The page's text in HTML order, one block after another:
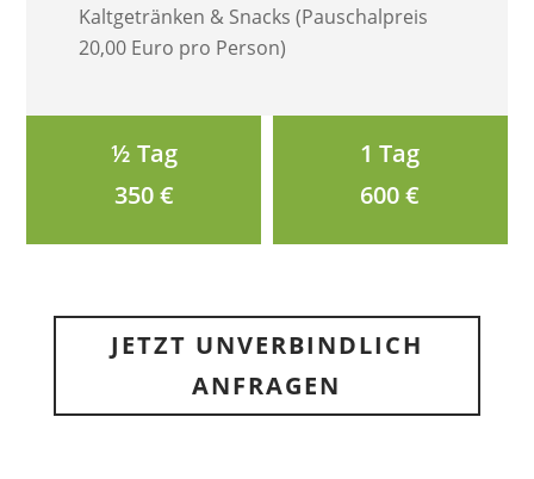
Kaltgetränken & Snacks (Pauschalpreis
20,00 Euro pro Person)
½ Tag
350 €
1 Tag
600 €
JETZT UNVERBINDLICH
ANFRAGEN